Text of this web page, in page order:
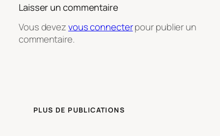
Laisser un commentaire
Vous devezvous connecterpour publier un
commentaire.
PLUS DE PUBLICATIONS